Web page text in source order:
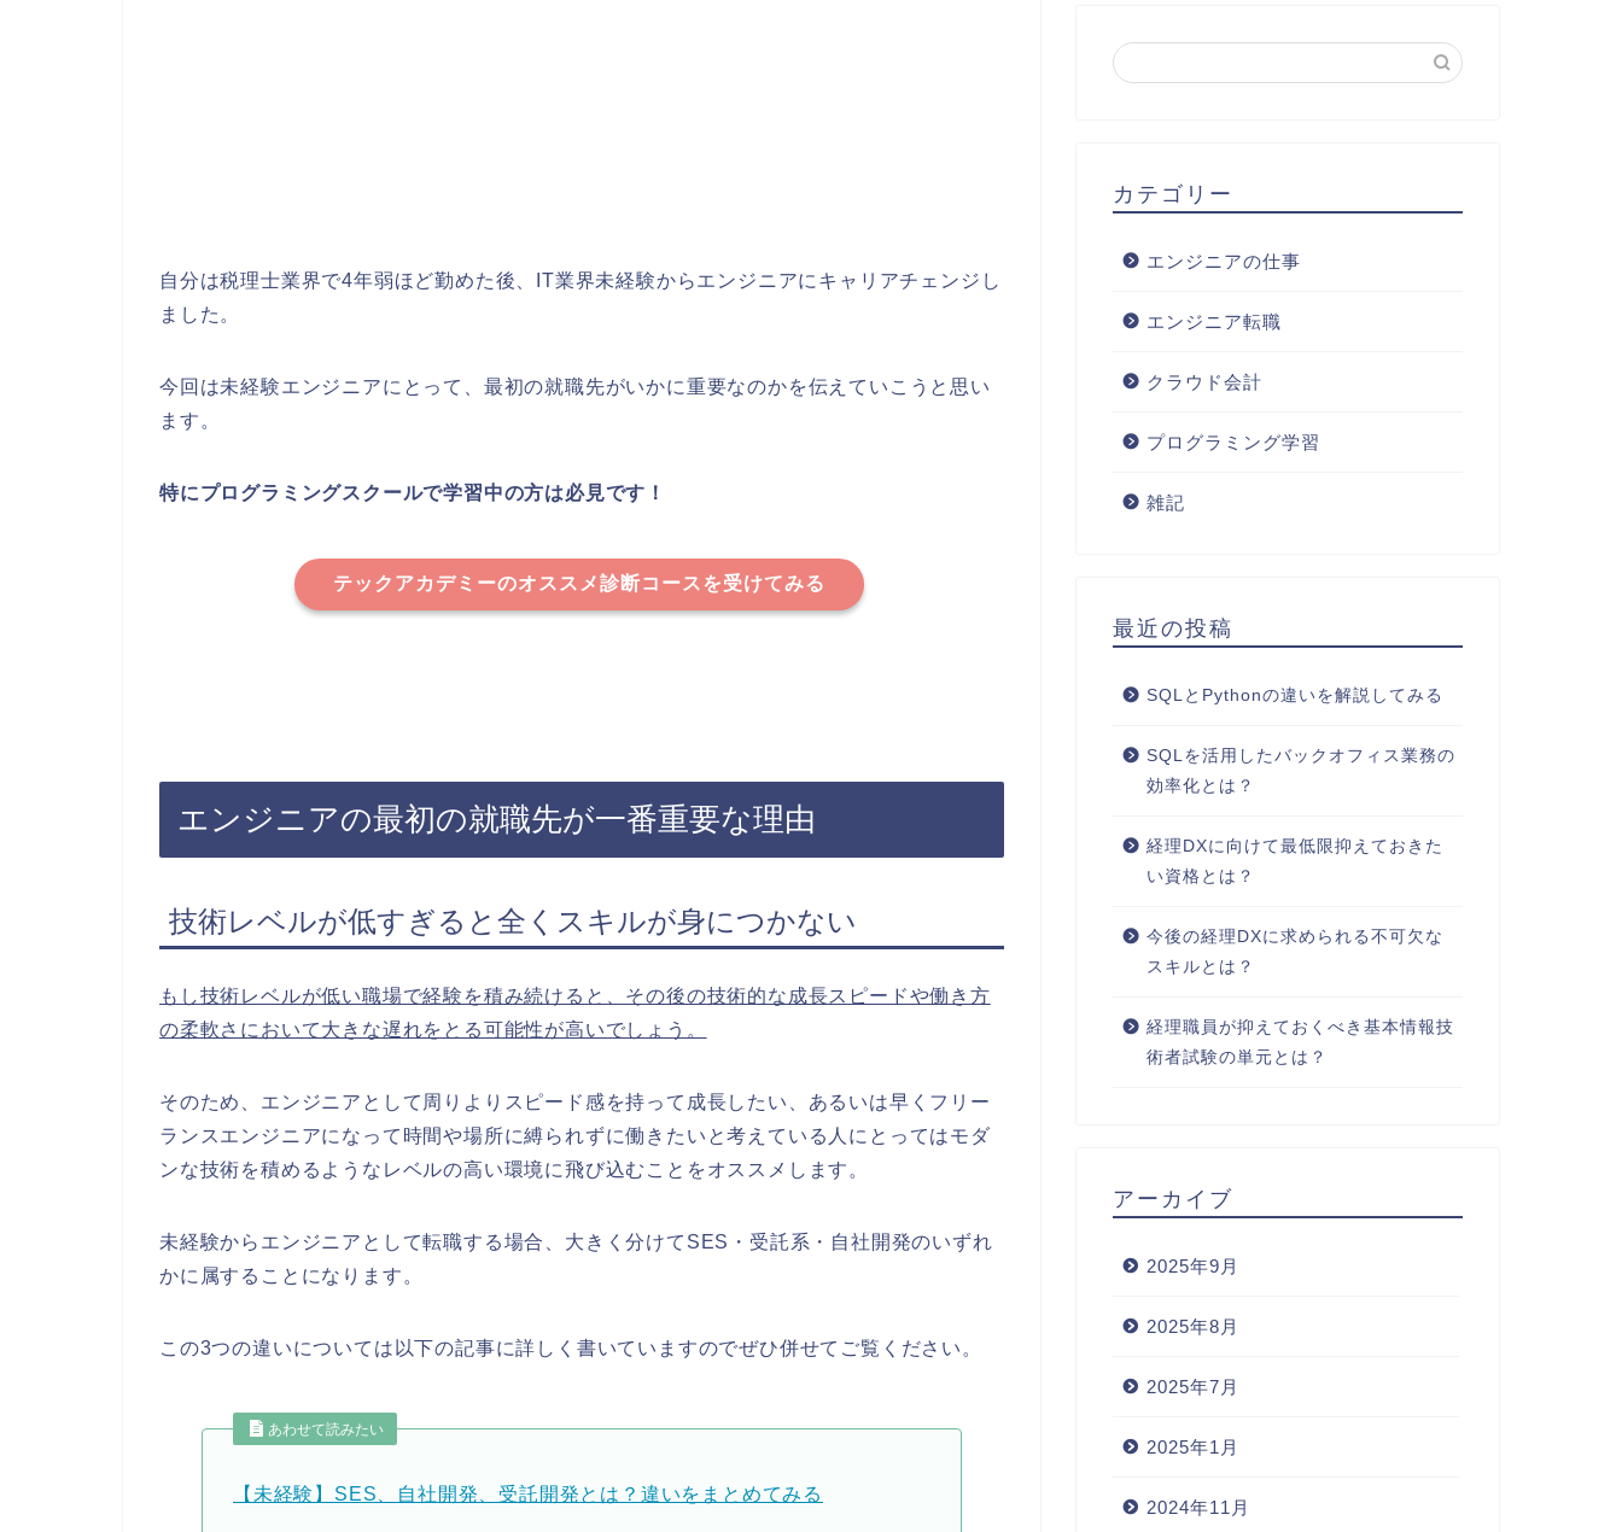
自分は税理士業界で4年弱ほど勤めた後、IT業界未経験からエンジニアにキャリアチェンジし
ました。
今回は未経験エンジニアにとって、最初の就職先がいかに重要なのかを伝えていこうと思い
ます。
特にプログラミングスクールで学習中の方は必見です！
テックアカデミーのオススメ診断コースを受けてみる
エンジニアの最初の就職先が一番重要な理由
技術レベルが低すぎると全くスキルが身につかない
もし技術レベルが低い職場で経験を積み続けると、その後の技術的な成長スピードや働き方
の柔軟さにおいて大きな遅れをとる可能性が高いでしょう。
そのため、エンジニアとして周りよりスピード感を持って成長したい、あるいは早くフリー
ランスエンジニアになって時間や場所に縛られずに働きたいと考えている人にとってはモダ
ンな技術を積めるようなレベルの高い環境に飛び込むことをオススメします。
未経験からエンジニアとして転職する場合、大きく分けてSES・受託系・自社開発のいずれ
かに属することになります。
この3つの違いについては以下の記事に詳しく書いていますのでぜひ併せてご覧ください。
あわせて読みたい
【未経験】SES、自社開発、受託開発とは？違いをまとめてみる
カテゴリー
エンジニアの仕事
エンジニア転職
クラウド会計
プログラミング学習
雑記
最近の投稿
SQLとPythonの違いを解説してみる
SQLを活用したバックオフィス業務の
効率化とは？
経理DXに向けて最低限抑えておきた
い資格とは？
今後の経理DXに求められる不可欠な
スキルとは？
経理職員が抑えておくべき基本情報技
術者試験の単元とは？
アーカイブ
2025年9月
2025年8月
2025年7月
2025年1月
2024年11月